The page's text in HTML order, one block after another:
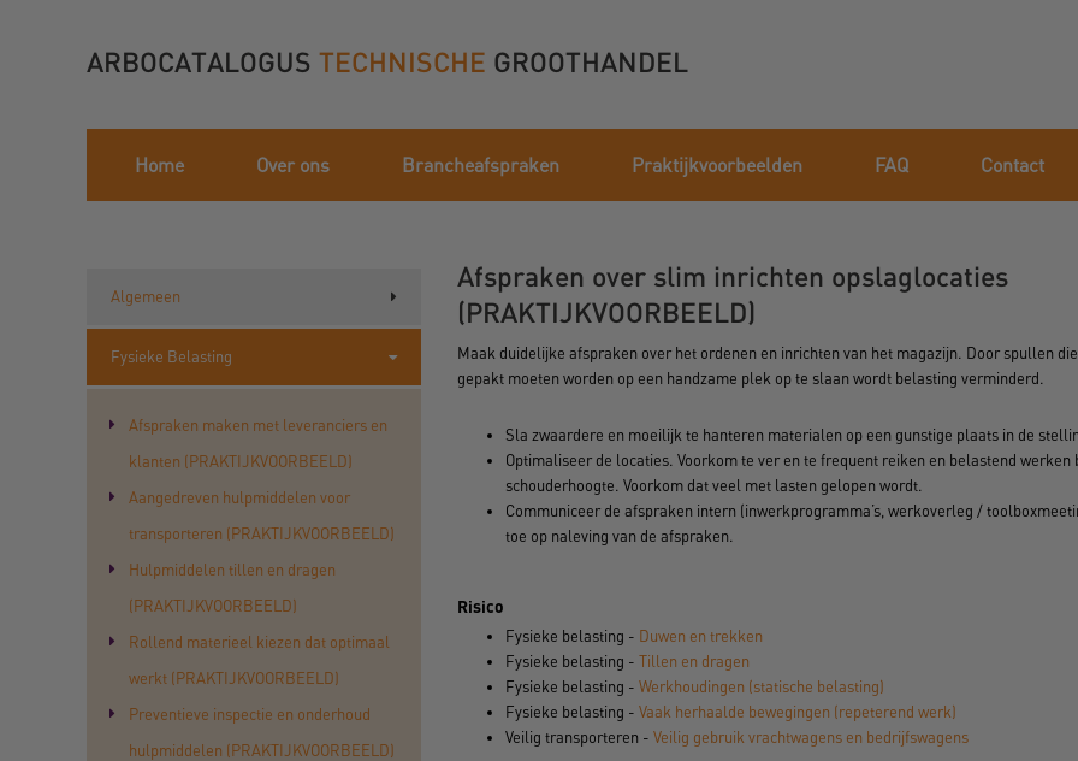
ARBOCATALOGUS TECHNISCHE GROOTHANDEL
Home Over ons Brancheafspraken Praktijkvoorbeelden FAQ Contact
Algemeen
Fysieke Belasting
Afspraken maken met leveranciers en
klanten (PRAKTIJKVOORBEELD)
Aangedreven hulpmiddelen voor
transporteren (PRAKTIJKVOORBEELD)
Hulpmiddelen tillen en dragen
(PRAKTIJKVOORBEELD)
Rollend materieel kiezen dat optimaal
werkt (PRAKTIJKVOORBEELD)
Preventieve inspectie en onderhoud
hulpmiddelen (PRAKTIJKVOORBEELD)
Afspraken over slim inrichten opslaglocaties
(PRAKTIJKVOORBEELD)
Maak duidelijke afspraken over het ordenen en inrichten van het magazijn. Door spullen
gepakt moeten worden op een handzame plek op te slaan wordt belasting verminderd.
Sla zwaardere en moeilijk te hanteren materialen op een gunstige plaats in de
Optimaliseer de locaties. Voorkom te ver en te frequent reiken en belastend werken
schouderhoogte. Voorkom dat veel met lasten gelopen wordt.
Communiceer de afspraken intern (inwerkprogramma’s, werkoverleg /
toe op naleving van de afspraken.
Risico
Fysieke belasting - Duwen en trekken
Fysieke belasting - Tillen en dragen
Fysieke belasting - Werkhoudingen (statische belasting)
Fysieke belasting - Vaak herhaalde bewegingen (repeterend werk)
Veilig transporteren - Veilig gebruik vrachtwagens en bedrijfswagens